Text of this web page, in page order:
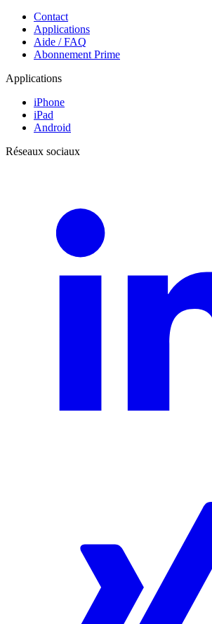
Contact
Applications
Aide / FAQ
Abonnement Prime
Applications
iPhone
iPad
Android
Réseaux sociaux